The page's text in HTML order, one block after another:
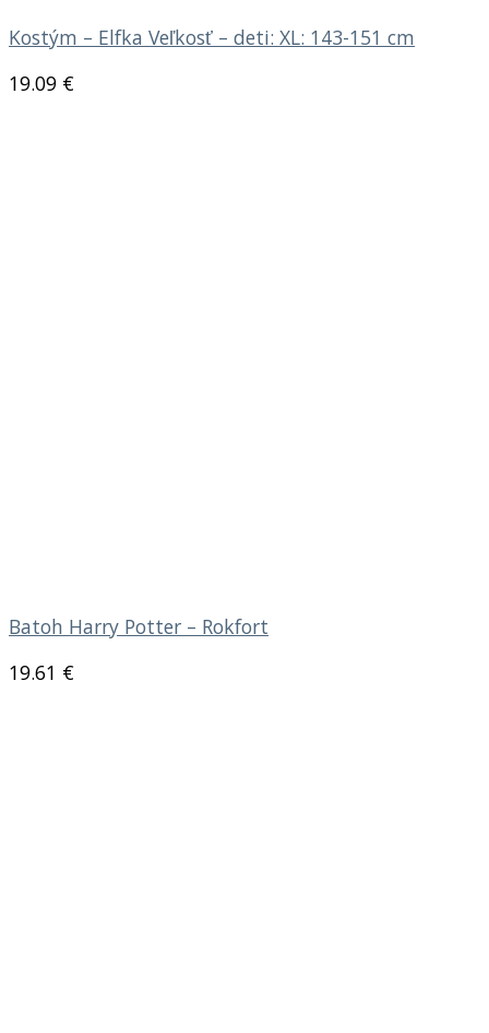
Kostým – Elfka Veľkosť – deti: XL: 143-151 cm
19.09 €
Batoh Harry Potter – Rokfort
19.61 €